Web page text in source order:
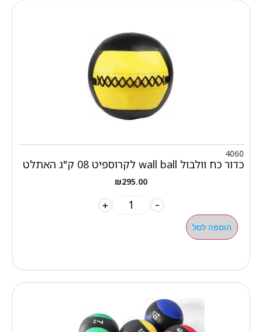
4060
כדור כח וולבול wall ball לקרוספיט 08 ק"ג האתלט
₪295.00
-
+
הוספה לסל